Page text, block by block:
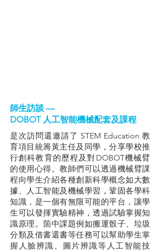
師生訪談 —
DOBOT 人工智能機械配套及課程
是次訪問還邀請了 STEM Education 教
育項目統籌黃主任及同學，分享學校推
行創科教育的歷程及對DOBOT機械臂
的使用心得。教師們可以透過機械臂課
程向學生介紹各種創新科學概念如大數
據、人工智能及機械學習，鞏固各學科
知識，是一個有無限可能的平台，讓學
生可以發揮實驗精神，透過試驗掌握知
識原理。箇中課題例如搬運骰子、垃圾
分類及借書還書等任務可以幫助學生掌
握人臉辨識、圖片辨識等人工智能技